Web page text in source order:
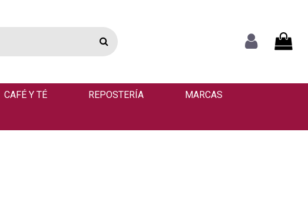
CAFÉ Y TÉ REPOSTERÍA MARCAS